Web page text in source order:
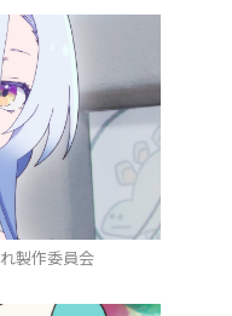
製作委員会